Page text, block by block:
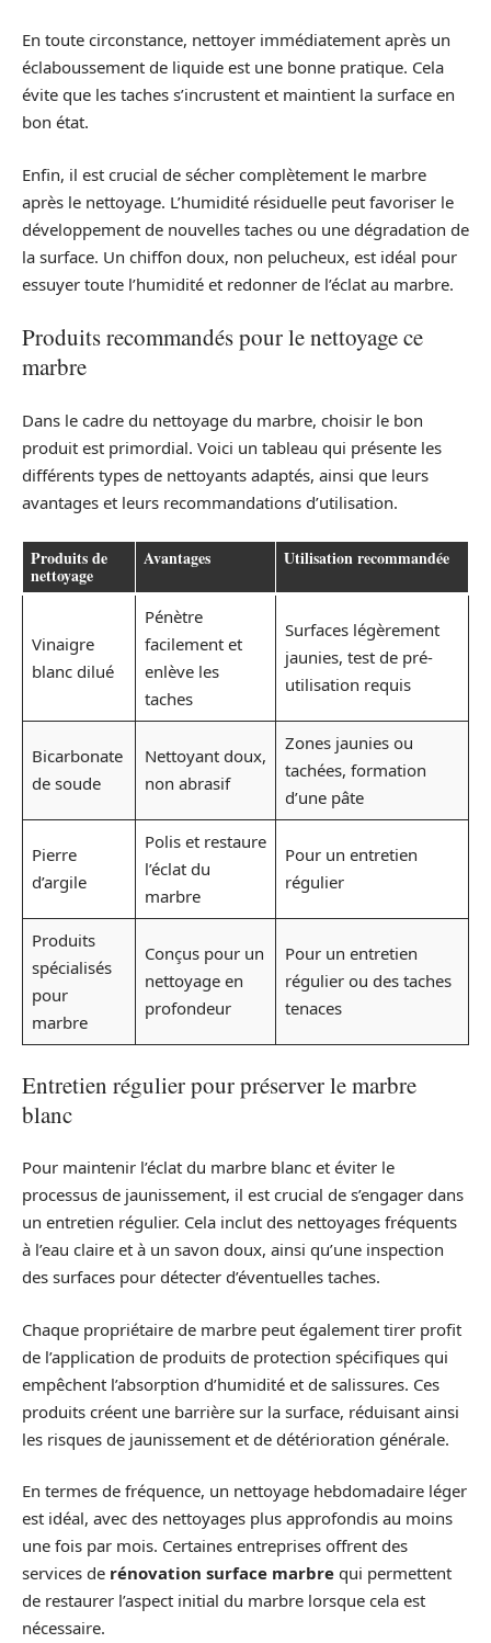
En toute circonstance, nettoyer immédiatement après un
éclaboussement de liquide est une bonne pratique. Cela
évite que les taches s’incrustent et maintient la surface en
bon état.
Enfin, il est crucial de sécher complètement le marbre
après le nettoyage. L’humidité résiduelle peut favoriser le
développement de nouvelles taches ou une dégradation de
la surface. Un chiffon doux, non pelucheux, est idéal pour
essuyer toute l’humidité et redonner de l’éclat au marbre.
Produits recommandés pour le nettoyage ce
marbre
Dans le cadre du nettoyage du marbre, choisir le bon
produit est primordial. Voici un tableau qui présente les
différents types de nettoyants adaptés, ainsi que leurs
avantages et leurs recommandations d’utilisation.
Produits de
nettoyage
Avantages Utilisation recommandée
Vinaigre
blanc dilué
Pénètre
facilement et
enlève les
taches
Surfaces légèrement
jaunies, test de pré-
utilisation requis
Bicarbonate
de soude
Nettoyant doux,
non abrasif
Zones jaunies ou
tachées, formation
d’une pâte
Pierre
d’argile
Polis et restaure
l’éclat du
marbre
Pour un entretien
régulier
Produits
spécialisés
pour
marbre
Conçus pour un
nettoyage en
profondeur
Pour un entretien
régulier ou des taches
tenaces
Entretien régulier pour préserver le marbre
blanc
Pour maintenir l’éclat du marbre blanc et éviter le
processus de jaunissement, il est crucial de s’engager dans
un entretien régulier. Cela inclut des nettoyages fréquents
à l’eau claire et à un savon doux, ainsi qu’une inspection
des surfaces pour détecter d’éventuelles taches.
Chaque propriétaire de marbre peut également tirer profit
de l’application de produits de protection spécifiques qui
empêchent l’absorption d’humidité et de salissures. Ces
produits créent une barrière sur la surface, réduisant ainsi
les risques de jaunissement et de détérioration générale.
En termes de fréquence, un nettoyage hebdomadaire léger
est idéal, avec des nettoyages plus approfondis au moins
une fois par mois. Certaines entreprises offrent des
services de rénovation surface marbre qui permettent
de restaurer l’aspect initial du marbre lorsque cela est
nécessaire.